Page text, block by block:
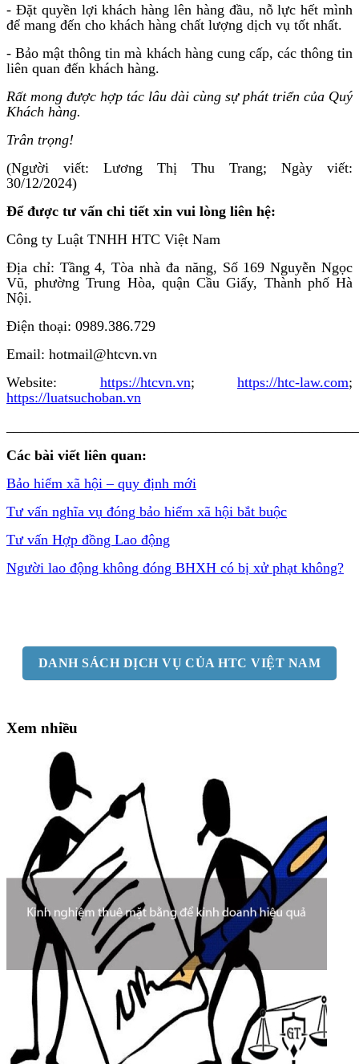
- Đặt quyền lợi khách hàng lên hàng đầu, nỗ lực hết mình
để mang đến cho khách hàng chất lượng dịch vụ tốt nhất.
- Bảo mật thông tin mà khách hàng cung cấp, các thông tin
liên quan đến khách hàng.
Rất mong được hợp tác lâu dài cùng sự phát triển của Quý
Khách hàng.
Trân trọng!
(Người viết: Lương Thị Thu Trang; Ngày viết:
30/12/2024)
Để được tư vấn chi tiết xin vui lòng liên hệ:
Công ty Luật TNHH HTC Việt Nam
Địa chỉ: Tầng 4, Tòa nhà đa năng, Số 169 Nguyễn Ngọc
Vũ, phường Trung Hòa, quận Cầu Giấy, Thành phố Hà
Nội.
Điện thoại: 0989.386.729
Email: hotmail@htcvn.vn
Website: https://htcvn.vn; https://htc-law.com;
https://luatsuchoban.vn
Các bài viết liên quan:
Bảo hiểm xã hội – quy định mới
Tư vấn nghĩa vụ đóng bảo hiểm xã hội bắt buộc
Tư vấn Hợp đồng Lao động
Người lao động không đóng BHXH có bị xử phạt không?
DANH SÁCH DỊCH VỤ CỦA HTC VIỆT NAM
Xem nhiều